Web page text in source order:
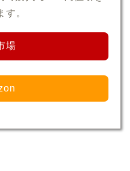
す。
場